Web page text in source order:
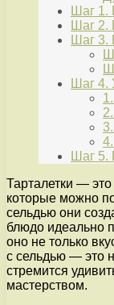
Шаг 1.
Шаг 2.
Шаг 3.
Шаг 4.
Шаг 5.
Тарталетки —
которые можно
сельдью они
блюдо идеально
оно не только
с сельдью — это
стремится
мастерством.